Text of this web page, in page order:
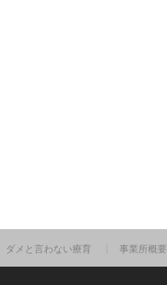
ダメと言わない療育 事業所概要